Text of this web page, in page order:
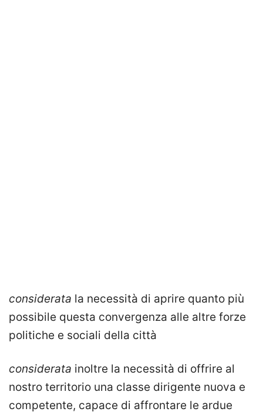
considerata la necessità di aprire quanto più
possibile questa convergenza alle altre forze
politiche e sociali della città
considerata inoltre la necessità di offrire al
nostro territorio una classe dirigente nuova e
competente, capace di affrontare le ardue